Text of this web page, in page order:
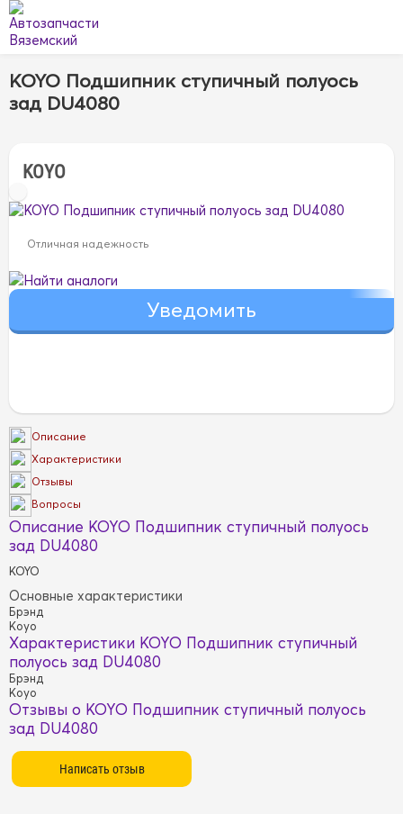
KOYO Подшипник ступичный полуось
зад DU4080
KOYO
Отличная надежность
Найти аналоги
Описание
Характеристики
Отзывы
Вопросы
Описание KOYO Подшипник ступичный полуось
зад DU4080
KOYO
Основные характеристики
Брэнд
Koyo
Характеристики KOYO Подшипник ступичный
полуось зад DU4080
Брэнд
Koyo
Отзывы о KOYO Подшипник ступичный полуось
зад DU4080